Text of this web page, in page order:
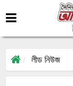
লীড নিউজ